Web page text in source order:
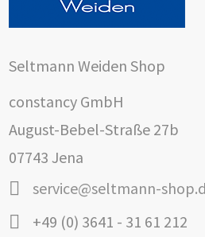
Seltmann Weiden Shop
constancy GmbH
August-Bebel-Straße 27b
07743 Jena
service@seltmann-
+49 (0) 3641 - 31 61 212